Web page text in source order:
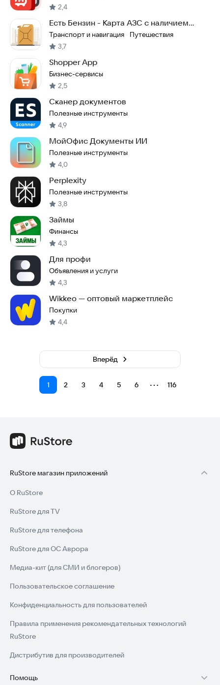
2,4
Есть Бензин - Карта АЗС с наличием
топлива
Транспорт и навигация · Путешествия
3,7
Shopper App
Бизнес-сервисы
2,5
Сканер документов
Полезные инструменты
4,9
МойОфис Документы ИИ
Полезные инструменты
4,0
Perplexity
Полезные инструменты
3,8
Займы
Финансы
4,3
Для профи
Объявления и услуги
4,3
Wikkeo — оптовый маркетплейс
Покупки
4,4
1 2 3 4 5 6 ⋯ 116
Вперёд
RuStore магазин приложений
О RuStore
RuStore для TV
RuStore для телефона
RuStore для ОС Аврора
Медиа-кит (для СМИ и блогеров)
Пользовательское соглашение
Конфиденциальность для пользователей
Правила применения рекомендательных технологий
RuStore
Дистрибутив для производителей
Помощь